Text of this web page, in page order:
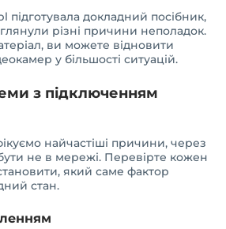
підготувала докладний посібник,
різні причини неполадок.
ви можете відновити
у більшості ситуацій.
з підключенням
найчастіші причини, через
не в мережі. Перевірте кожен
який саме фактор
стан.